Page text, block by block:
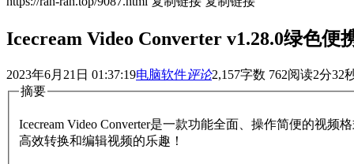
Icecream Video Converter v1.28.0绿色便
2023年6月21日 01:37:19电脑软件评论2,157字数 762阅读2分32
摘要
Icecream Video Converter是一款功能全面、操作简便的视
高效转换和编辑视频的乐趣！